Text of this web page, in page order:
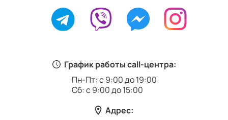
График работы call-центра:
Пн-Пт: с 9:00 до 19:00
Сб: с 9:00 до 15:00
Адрес: